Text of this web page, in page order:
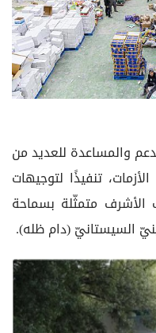
والمساعدة للعديد من
تنفيذًا لتوجيهات
الأشرف متمثّلة بسماحة
السيستانيّ (دام ظله).